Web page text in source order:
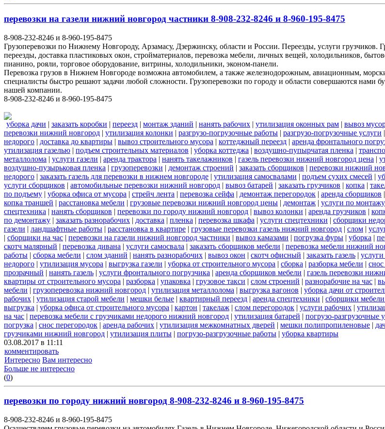
перевозки на газели нижний новгород частники 8-908-232-8246 и 8-960-195-8475
8-908-232-8246 и 8-960-195-8475
Грузоперевозки по Нижнему Новгороду, Арзамасу, Дзержинску, области и России. Переезды, услуги
переезды, доставка пластиковых окон, стройматериалов, перевозка мебели, личных вещей, холодильников,
пианино, рояли, торговое оборудование, витрины, холодильники, эконом-панели.
Перевозка грузов в Нижнем Новгороде возможна автомобилем, а также железнодорожным, авиационным,
специалисты быстро решают задачи любой сложности. Грузоперевозки по городу и области совершаются нами
нашей компании.
8-908-232-8246 и 8-960-195-8475
уборка дачи | заказать коробки | переезд | монтаж зданий | нанять рабочих | утилизация оконных рам | вывоз
перевозки нижний новгород | утилизация колонки | разгрузо-погрузочные работы | разгрузо-погрузочные услуги |
недорого | доставка до квартиры | вывоз строительного мусора | коттеджный переезд | аренда фронтального
утилизация газелью | подъем строительных материалов | уборка коттеджа | воздушно-пупырчатая пленка |
металлолома | услуги газели | аренда трактора | нанять такелажников | газель перевозки нижний новгород цена |
воздушно-пузырьковая пленка | грузоперевозки | демонтаж строений | заказать сборщиков | перевозки нижний
недорого | заказать газель для перевозки в нижнем новгороде | утилизация самосвалами | подъем сухих смесей |
услуги сборщиков | автомобильные перевозки нижний новгород | вывоз батарей | заказать грузчиков | копка |
по подъему | уборка офиса от мусора | стрейч лента | перевозка сейфа | демонтаж перегородок | аренда сборщиков |
копка траншей | расстановка мебели | грузовые перевозки нижний новгород цены | демонтаж | услуги по монтажу
спецтехника | нанять сборщиков | перевозки по городу нижний новгород | вывоз колонки | аренда грузчиков |
по демонтажу | заказать разнорабочих | доставка | пленка | перевозка шкафа | услуги спецтехники | сборщики
газели | ландшафтные работы | расстановка в квартире | грузовые перевозки газель нижний новгород | слом |
| сборщики на час | перевозки на газели нижний новгород частники | вывоз камазами | погрузка фуры | уборка |
скотч малярный | перевозка дивана | услуги самосвала | заказать сборщиков мебели | перевозка мебели нижний
работы | сборка мебели | слом зданий | нанять разнорабочих | вывоз окон | скотч офисный | заказать газель |
недорого | утилизация мусора | выгрузка газели | уборка от строительного мусора | сборка | разборка мебели |
прозрачный | нанять газель | услуги фронтального погрузчика | аренда сборщиков мебели | газель перевозки
квартиры от строительного мусора | разборка | упаковка | грузовое такси | слом строений | разнорабочие на час |
мебели | грузоперевозка нижний новгород | утилизация металлолома | выгрузка вагонов | уборка дачи от
рабочих | утилизация старой мебели | мешки белые | квартирный переезд | аренда спецтехники | сборщики
выгрузка | уборка офиса от строительного мусора | картон | такелаж | слом перегородок | услуги рабочих |
на час | перевозка мебели с грузчиками недорого нижний новгород | утилизация батарей | погрузо-разгрузочные
погрузка | снос перегородок | аренда рабочих | утилизация межкомнатных дверей | мешки полипропиленовые |
грузчиками нижний новгород | утилизация плиты | погрузо-разгрузочные работы | уборка квартиры
03.08.2017 в 11:11
комментировать
Интересно Вам интересно
Больше не интересно
(0)
перевозки по городу нижний новгород 8-908-232-8246 и 8-960-195-8475
8-908-232-8246 и 8-960-195-8475